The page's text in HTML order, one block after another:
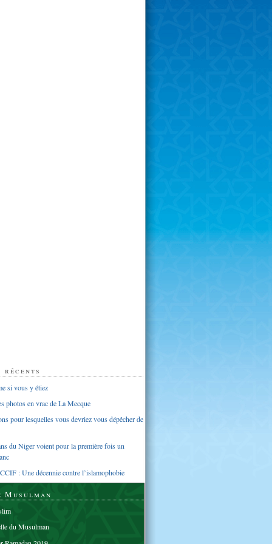
si vous y étiez
photos en vrac de La Mecque
pour lesquelles vous devriez vous dépêcher de
du Niger voient pour la première fois un
: Une décennie contre l’islamophobie
Musulman
du Musulman